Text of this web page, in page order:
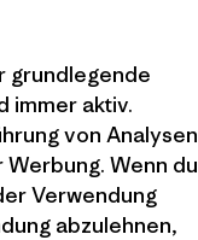
und
zusendet.
grundlegende
immer aktiv.
von Analysen
Wenn du
Verwendung
abzulehnen,